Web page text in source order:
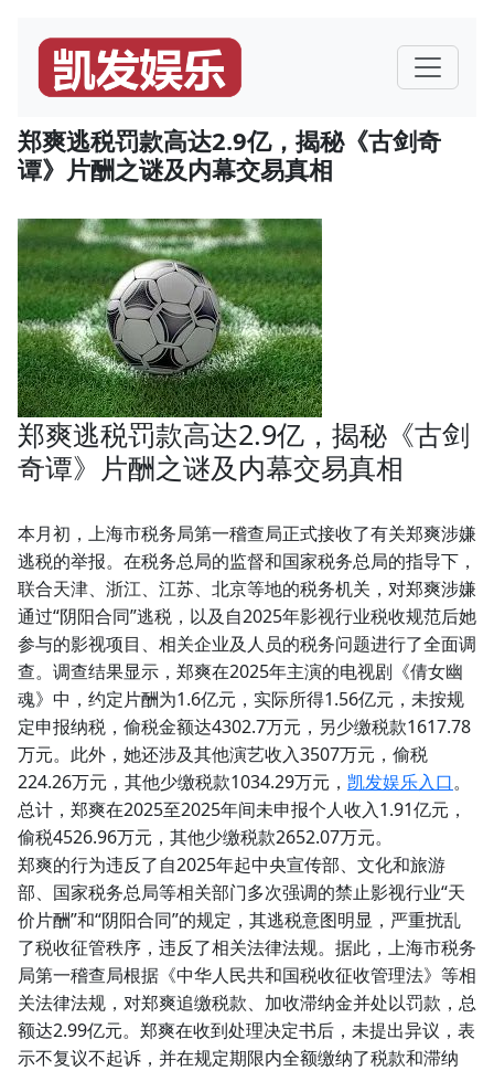
郑爽逃税罚款高达2.9亿，揭秘《古剑奇
谭》片酬之谜及内幕交易真相
郑爽逃税罚款高达2.9亿，揭秘《古剑
奇谭》片酬之谜及内幕交易真相
本月初，上海市税务局第一稽查局正式接收了有关郑爽涉嫌
逃税的举报。在税务总局的监督和国家税务总局的指导下，
联合天津、浙江、江苏、北京等地的税务机关，对郑爽涉嫌
通过“阴阳合同”逃税，以及自2025年影视行业税收规范后她
参与的影视项目、相关企业及人员的税务问题进行了全面调
查。调查结果显示，郑爽在2025年主演的电视剧《倩女幽
魂》中，约定片酬为1.6亿元，实际所得1.56亿元，未按规
定申报纳税，偷税金额达4302.7万元，另少缴税款1617.78
万元。此外，她还涉及其他演艺收入3507万元，偷税
224.26万元，其他少缴税款1034.29万元， 凯发娱乐入口。
总计，郑爽在2025至2025年间未申报个人收入1.91亿元，
偷税4526.96万元，其他少缴税款2652.07万元。
郑爽的行为违反了自2025年起中央宣传部、文化和旅游
部、国家税务总局等相关部门多次强调的禁止影视行业“天
价片酬”和“阴阳合同”的规定，其逃税意图明显，严重扰乱
了税收征管秩序，违反了相关法律法规。据此，上海市税务
局第一稽查局根据《中华人民共和国税收征收管理法》等相
关法律法规，对郑爽追缴税款、加收滞纳金并处以罚款，总
额达2.99亿元。郑爽在收到处理决定书后，未提出异议，表
示不复议不起诉，并在规定期限内全额缴纳了税款和滞纳